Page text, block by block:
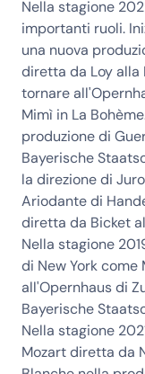
Nella stagione
importanti ruoli.
una nuova
diretta da Loy alla
tornare
Mimì in La
produzione di
Bayerische
la direzione di
Ariodante di
diretta da Bicket
Nella stagione
di New York come
all'Opernhaus di
Bayerische
Nella stagione
Mozart diretta da